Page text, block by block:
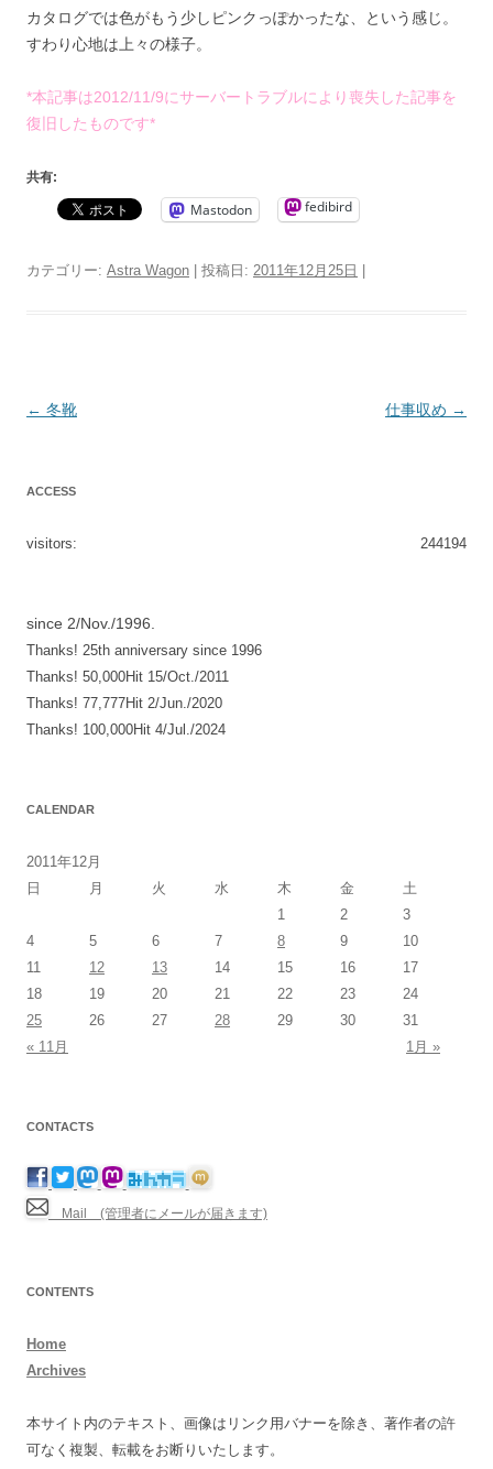
カタログでは色がもう少しピンクっぽかったな、という感じ。
すわり心地は上々の様子。
*本記事は2012/11/9にサーバートラブルにより喪失した記事を
復旧したものです*
共有:
Mastodon fedibird
カテゴリー: Astra Wagon | 投稿日: 2011年12月25日 |
投
ョ
ン
← 冬靴 仕事収め →
ACCESS
244194
visitors:
since 2/Nov./1996.
Thanks! 25th anniversary since 1996
Thanks! 50,000Hit 15/Oct./2011
Thanks! 77,777Hit 2/Jun./2020
Thanks! 100,000Hit 4/Jul./2024
CALENDAR
2011年12月
日
月 火 水 木 金
土
1
2
3
4
5 6 7 8 9
10
11
12 13 14 15 16
17
18
19 20 21 22 23
24
25
26 27 28 29 30
31
« 11月
1月 »
CONTACTS
Mail (管理者にメールが届きます)
CONTENTS
Home
Archives
本サイト内のテキスト、画像はリンク用バナーを除き、著作者の許
可なく複製、転載をお断りいたします。